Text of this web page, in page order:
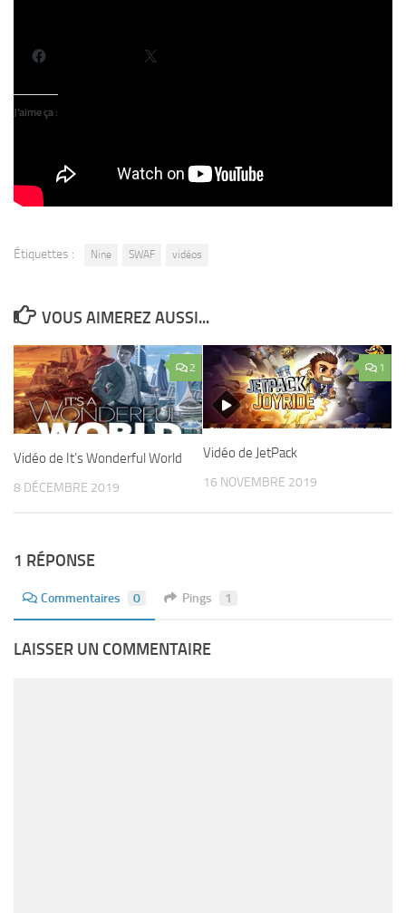
J’aime ça :
Étiquettes : Nine SWAF vidéos
VOUS AIMEREZ AUSSI...
2
Vidéo de It’s Wonderful World
8 DÉCEMBRE 2019
1
Vidéo de JetPack
16 NOVEMBRE 2019
1 RÉPONSE
Commentaires 0 Pings 1
LAISSER UN COMMENTAIRE